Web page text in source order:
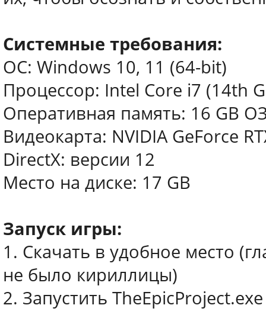
Системные требования:
ОС: Windows 10, 11 (64-bit)
Процессор: Intel Core i7 (14th
Оперативная память: 16 GB
Видеокарта: NVIDIA GeForce
DirectX: версии 12
Место на диске: 17 GB
Запуск игры:
1. Скачать в удобное место
не было кириллицы)
2. Запустить